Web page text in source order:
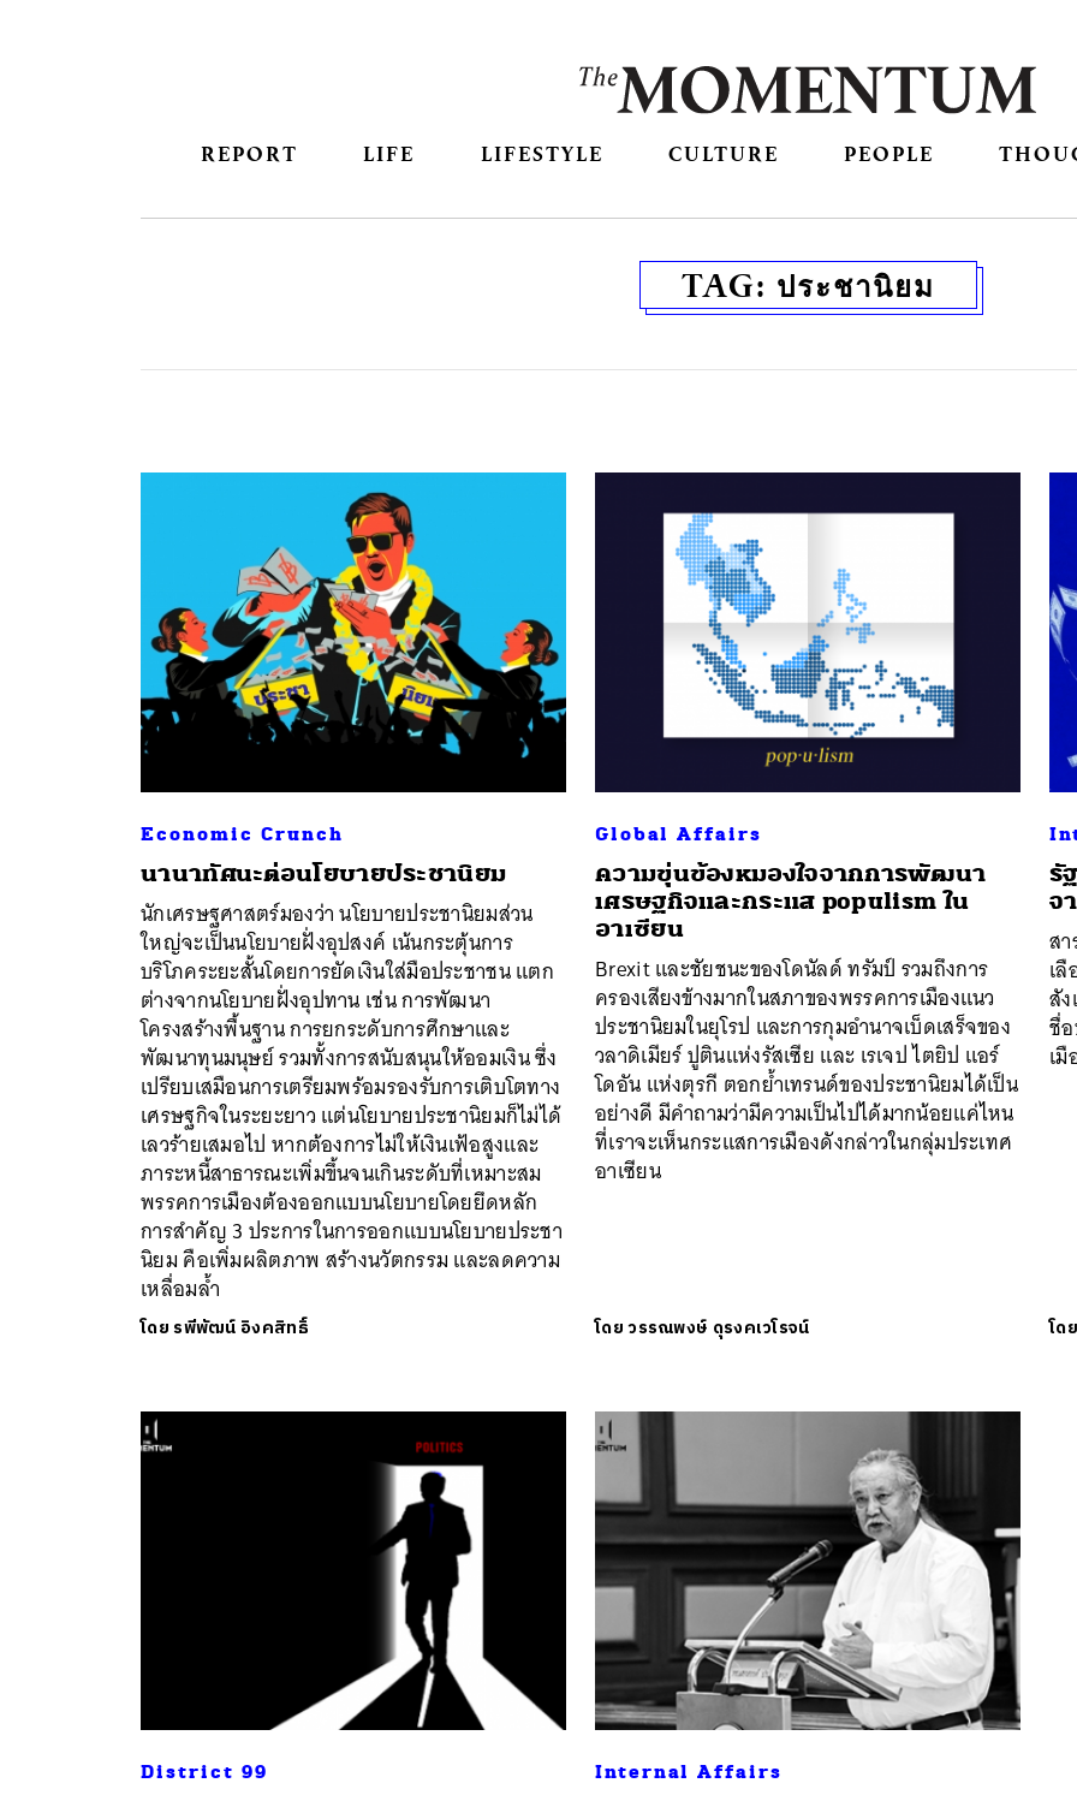
REPORT LIFE LIFESTYLE CULTURE PEOPLE
TAG: ประชานิยม
Economic Crunch
นานาทัศนะต่อนโยบายประชานิยม
นักเศรษฐศาสตร์มองว่า นโยบายประชานิยมส่วน
ใหญ่จะเป็นนโยบายฝั่งอุปสงค์ เน้นกระตุ้นการ
บริโภคระยะสั้นโดยการยัดเงินใส่มือประชาชน แตก
ต่างจากนโยบายฝั่งอุปทาน เช่น การพัฒนา
โครงสร้างพื้นฐาน การยกระดับการศึกษาและ
พัฒนาทุนมนุษย์ รวมทั้งการสนับสนุนให้ออมเงิน ซึ่ง
เปรียบเสมือนการเตรียมพร้อมรองรับการเติบโตทาง
เศรษฐกิจในระยะยาว แต่นโยบายประชานิยมก็ไม่ได้
เลวร้ายเสมอไป หากต้องการไม่ให้เงินเฟ้อสูงและ
ภาระหนี้สาธารณะเพิ่มขึ้นจนเกินระดับที่เหมาะสม
พรรคการเมืองต้องออกแบบนโยบายโดยยึดหลัก
การสำคัญ 3 ประการในการออกแบบนโยบายประชา
นิยม คือเพิ่มผลิตภาพ สร้างนวัตกรรม และลดความ
เหลื่อมล้ำ
โดย รพีพัฒน์ อิงคสิทธิ์
Global Affairs
ความขุ่นข้องหมองใจจากการพัฒนา
เศรษฐกิจและกระแส populism ใน
อาเซียน
Brexit และชัยชนะของโดนัลด์ ทรัมป์ รวมถึงการ
ครองเสียงข้างมากในสภาของพรรคการเมืองแนว
ประชานิยมในยุโรป และการกุมอำนาจเบ็ดเสร็จของ
วลาดิเมียร์ ปูตินแห่งรัสเซีย และ เรเจป ไตยิป แอร์
โดอัน แห่งตุรกี ตอกย้ำเทรนด์ของประชานิยมได้เป็น
อย่างดี มีคำถามว่ามีความเป็นไปได้มากน้อยแค่ไหน
ที่เราจะเห็นกระแสการเมืองดังกล่าวในกลุ่มประเทศ
อาเซียน
โดยวรรณพงษ์ ดุรงคเวโรจน์
รั
จ
ส
เ
สั
ชื่
เ
โด
District 99 Internal Affairs
SHARE TWEET LINE EMAIL